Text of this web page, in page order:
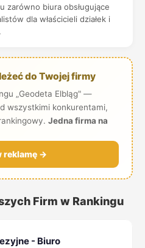
zarówno biura obsługujące
dla właścicieli działek i
do Twojej firmy
„Geodeta Elbląg" —
wszystkimi konkurentami,
Jedna firma na
reklamę →
Firm w Rankingu